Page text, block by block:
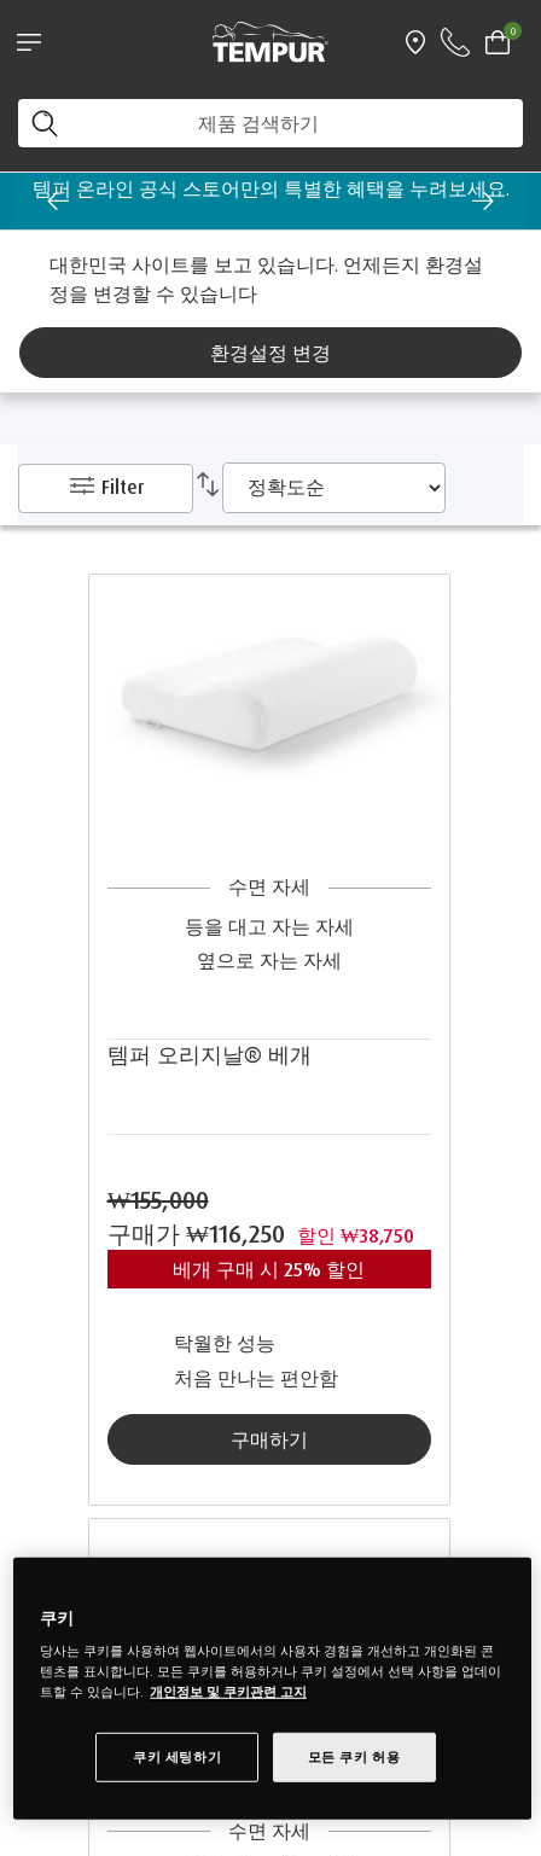
0
템퍼 온라인 공식 스토어만의 특별한 혜택을 누려보세요.
대한민국 사이트를 보고 있습니다. 언제든지 환경설
정을 변경할 수 있습니다
환경설정 변경
베개 기능성 베개
기능성 베개
Filter
수면 자세
등을 대고 자는 자세
옆으로 자는 자세
템퍼 오리지날® 베개
₩155,000
구매가₩116,250 할인 ₩38,750
베개 구매 시 25% 할인
탁월한 성능
처음 만나는 편안함
구매하기
수면 자세
쿠키
당사는 쿠키를 사용하여 웹사이트에서의 사용자 경험을 개선하고 개인화된 콘
텐츠를 표시합니다. 모든 쿠키를 허용하거나 쿠키 설정에서 선택 사항을 업데이
트할 수 있습니다. 개인정보 및 쿠키관련 고지
모든 쿠키 허용
쿠키 세팅하기